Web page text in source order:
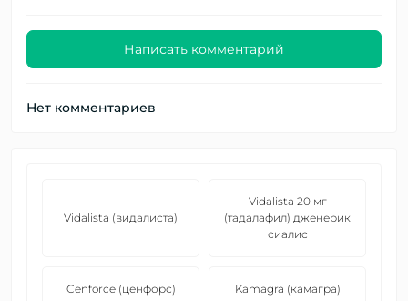
Написать комментарий
Нет комментариев
Vidalista (видалиста)
Vidalista 20 мг
(тадалафил) дженерик
сиалис
Cenforce (ценфорс) Kamagra (камагра)